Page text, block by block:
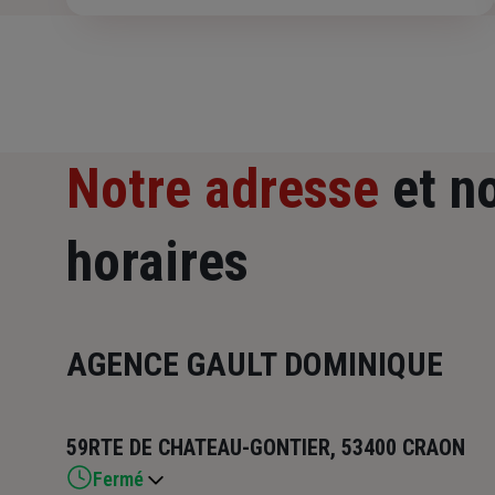
Notre adresse et
horaires
AGENCE GAULT DOMINIQUE
59RTE DE CHATEAU-GONTIER, 53400 CRAON
Fermé